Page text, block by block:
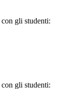
gli studenti:
gli studenti: